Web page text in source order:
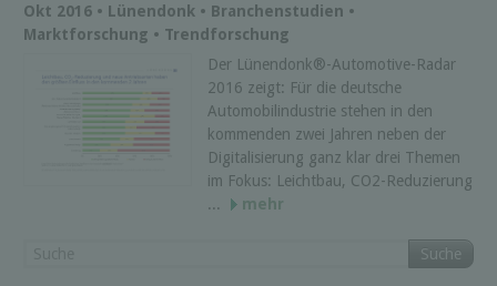
Okt 2016 • Lünendonk • Branchenstudien •
Marktforschung • Trendforschung
Der Lünendonk®-Automotive-Radar
2016 zeigt: Für die deutsche
Automobilindustrie stehen in den
kommenden zwei Jahren neben der
Digitalisierung ganz klar drei Themen
im Fokus: Leichtbau, CO2-Reduzierung
...
mehr
Suche